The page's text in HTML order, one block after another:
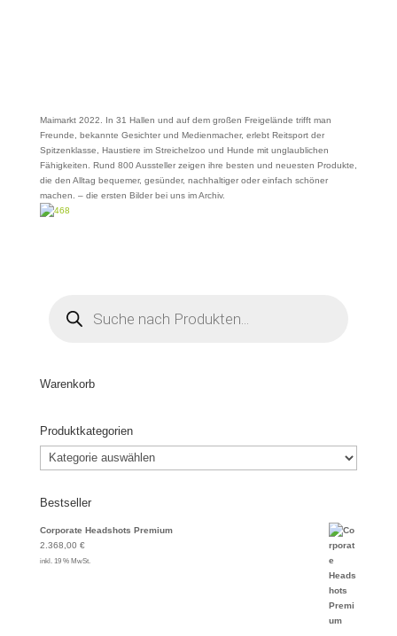
Maimarkt 2022. In 31 Hallen und auf dem großen Freigelände trifft man
Freunde, bekannte Gesichter und Medienmacher, erlebt Reitsport der
Spitzenklasse, Haustiere im Streichelzoo und Hunde mit unglaublichen
Fähigkeiten. Rund 800 Aussteller zeigen ihre besten und neuesten Produkte,
die den Alltag bequemer, gesünder, nachhaltiger oder einfach schöner
machen. – die ersten Bilder bei uns im Archiv.
Warenkorb
Produktkategorien
Bestseller
Corporate Headshots Premium
2.368,00 €
inkl. 19 % MwSt.